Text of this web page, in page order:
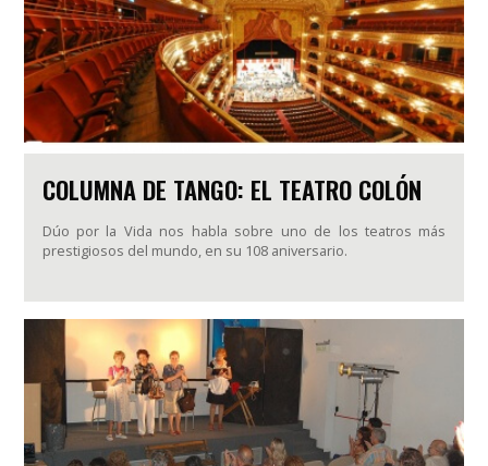
COLUMNA DE TANGO: EL TEATRO COLÓN
Dúo por la Vida nos habla sobre uno de los teatros más
prestigiosos del mundo, en su 108 aniversario.